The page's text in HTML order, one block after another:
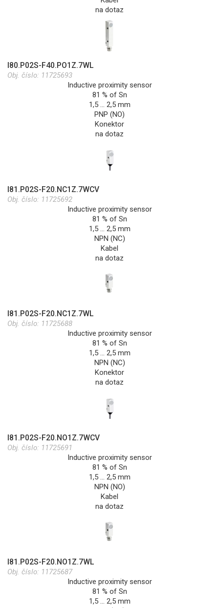
na dotaz
I80.P02S-F40.PO1Z.7WL
Obj. číslo: 11725693
Inductive proximity sensor
81 % of Sn
1,5 … 2,5 mm
PNP (NO)
Konektor
na dotaz
I81.P02S-F20.NC1Z.7WCV
Obj. číslo: 11725692
Inductive proximity sensor
81 % of Sn
1,5 … 2,5 mm
NPN (NC)
Kabel
na dotaz
I81.P02S-F20.NC1Z.7WL
Obj. číslo: 11725688
Inductive proximity sensor
81 % of Sn
1,5 … 2,5 mm
NPN (NC)
Konektor
na dotaz
I81.P02S-F20.NO1Z.7WCV
Obj. číslo: 11725691
Inductive proximity sensor
81 % of Sn
1,5 … 2,5 mm
NPN (NO)
Kabel
na dotaz
I81.P02S-F20.NO1Z.7WL
Obj. číslo: 11725687
Inductive proximity sensor
81 % of Sn
1,5 … 2,5 mm